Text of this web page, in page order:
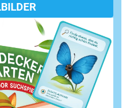
und justiere
Generative Engine
Marketing-Strategie und
der Spitze der Suchergebnisse.
Optimization
sie im Online-
Die Herausforderung